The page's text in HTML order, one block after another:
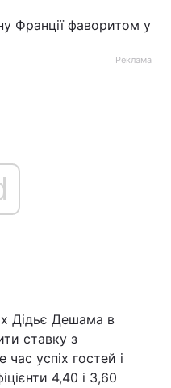
Франції фаворитом у
Реклама
Дідьє Дешама в
ставку з
успіх гостей і
4,40 і 3,60